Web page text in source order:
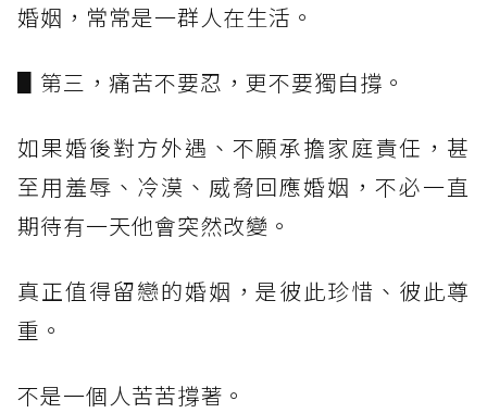
婚姻，常常是一群人在生活。
▋第三，痛苦不要忍，更不要獨自撐。
如果婚後對方外遇、不願承擔家庭責任，甚
至用羞辱、冷漠、威脅回應婚姻，不必一直
期待有一天他會突然改變。
真正值得留戀的婚姻，是彼此珍惜、彼此尊
重。
不是一個人苦苦撐著。